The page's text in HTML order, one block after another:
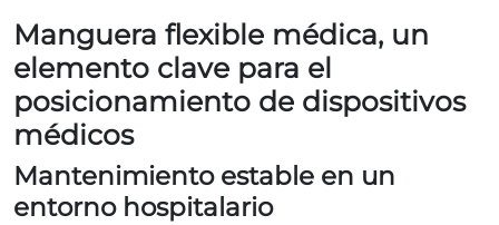
Manguera flexible médica, un
elemento clave para el
posicionamiento de dispositivos
médicos
Mantenimiento estable en un
entorno hospitalario